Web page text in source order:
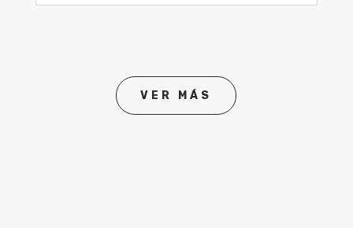
VER MÁS